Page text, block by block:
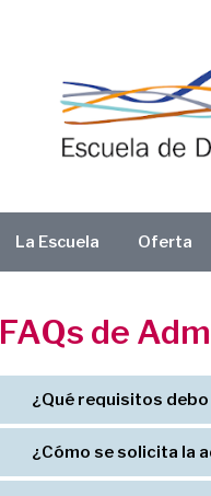
La Escuela Oferta
FAQs de
¿Qué requisitos
¿Cómo se solicita la